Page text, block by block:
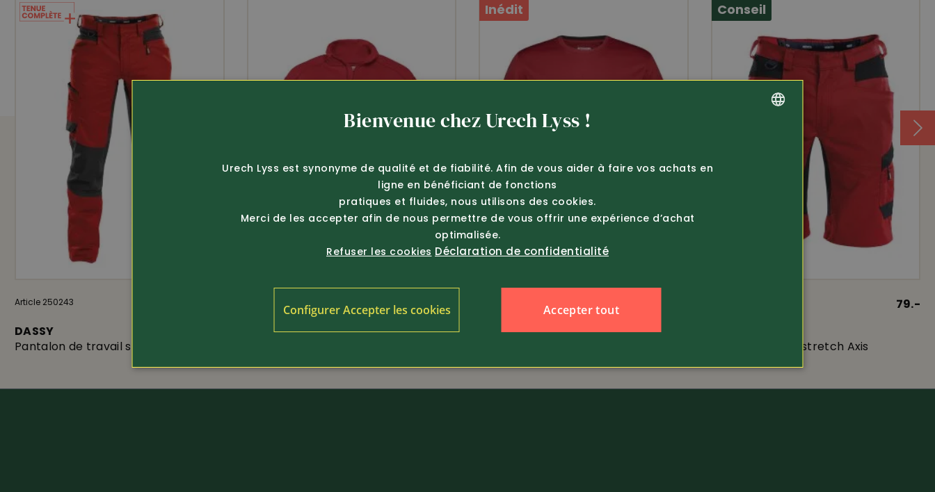
amfori OEKO-TEX
ÉQUIPEMENT
colonne d’eau 10'000 mm 8'000g/m²/24 d’activité respirante
Article 250243
DASSY
Pantalon de travail stretch Helix
dès 39.80
DASSY
Inédit
DASSY
Conseil
79.-
Short de travail stretch Axis
Bienvenue chez Urech Lyss !
Urech Lyss est synonyme de qualité et de fiabilité. Afin de vous aider à faire vos achats en
ligne en bénéficiant de fonctions
pratiques et fluides, nous utilisons des cookies.
Merci de les accepter afin de nous permettre de vous offrir une expérience d’achat
optimalisée.
Refuser les cookies Déclaration de confidentialité
Accepter tout
Configurer Accepter les cookies